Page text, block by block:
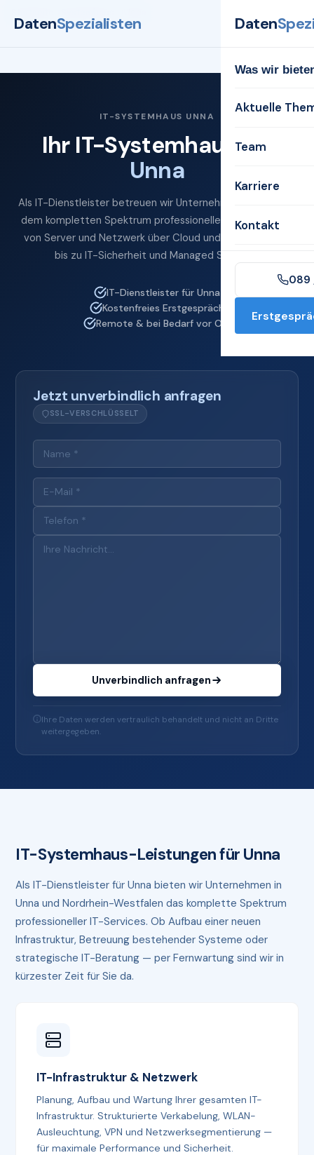
DatenSpezialisten Daten
Was wir
Aktuelle
Team
Karriere
Kontakt
089
IT-SYSTEMHAUS UNNA
Ihr IT-Systemhaus für
Unna
Als IT-Dienstleister betreuen wir Unternehmen in Unna mit
dem kompletten Spektrum professioneller IT-Services —
von Server und Netzwerk über Cloud und Microsoft 365
bis zu IT-Sicherheit und Managed Services.
IT-Dienstleister für Unna
Kostenfreies Erstgespräch
Remote & bei Bedarf vor Ort
Jetzt unverbindlich anfragen
SSL-VERSCHLÜSSELT
Unverbindlich anfragen
Ihre Daten werden vertraulich behandelt und nicht an Dritte
weitergegeben.
IT-Systemhaus-Leistungen für Unna
Als IT-Dienstleister für Unna bieten wir Unternehmen in
Unna und Nordrhein-Westfalen das komplette Spektrum
professioneller IT-Services. Ob Aufbau einer neuen
Infrastruktur, Betreuung bestehender Systeme oder
strategische IT-Beratung — per Fernwartung sind wir in
kürzester Zeit für Sie da.
IT-Infrastruktur & Netzwerk
Planung, Aufbau und Wartung Ihrer gesamten IT-
Infrastruktur. Strukturierte Verkabelung, WLAN-
Ausleuchtung, VPN und Netzwerksegmentierung —
für maximale Performance und Sicherheit.